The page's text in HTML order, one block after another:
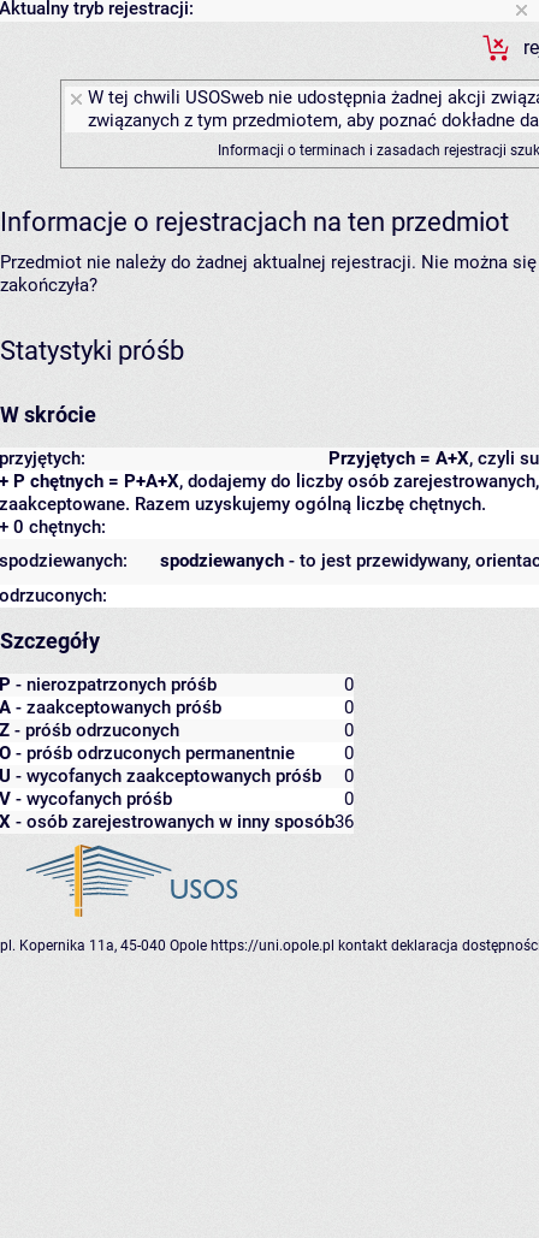
Aktualny tryb rejestracji:
W tej chwili USOSweb nie udostępnia żadnej akcji
związanych z tym przedmiotem, aby poznać dokładne
Informacji o terminach i zasadach rejestracji
Informacje o rejestracjach na ten przedmiot
Przedmiot nie należy do żadnej aktualnej rejestracji. Nie można
zakończyła?
Statystyki próśb
W skrócie
Przyjętych = A+X, czyli
przyjętych:
+ P chętnych = P+A+X, dodajemy do liczby osób
zaakceptowane. Razem uzyskujemy ogólną liczbę chętnych.
+ 0 chętnych:
spodziewanych - to jest przewidywany,
spodziewanych:
odrzuconych:
Szczegóły
P - nierozpatrzonych próśb
0
A - zaakceptowanych próśb
0
Z - próśb odrzuconych
0
O - próśb odrzuconych permanentnie
0
U - wycofanych zaakceptowanych próśb
0
V - wycofanych próśb
0
X - osób zarejestrowanych w inny sposób36
pl. Kopernika 11a, 45-040 Opole https://uni.opole.pl kontakt deklaracja